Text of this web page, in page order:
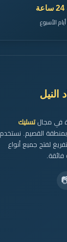
الأسبوع
النيل
في مجالتسليك
بمنطقة القصيم. نستخدم
لفتح جميع أنواع
فائقة.